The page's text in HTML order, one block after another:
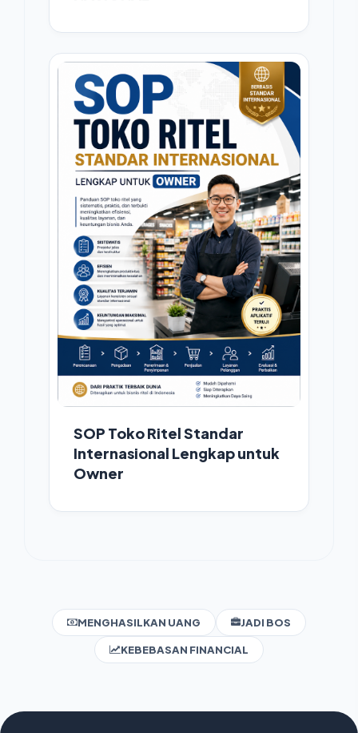
SOP Toko Ritel Standar
Internasional Lengkap untuk
Owner
MENGHASILKAN UANG JADI BOS
KEBEBASAN FINANCIAL